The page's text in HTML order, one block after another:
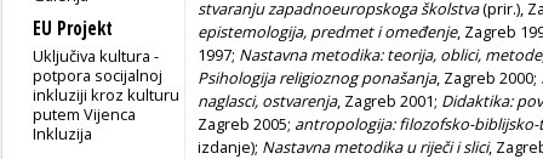
EU Projekt
Uključiva kultura -
potpora socijalnoj
inkluziji kroz kulturu
putem Vijenca
Inkluzija
stvaranju zapadnoeuropskoga školstva(prir.),
epistemologija, predmet i omeđenje, Zagreb
1997; Nastavna metodika: teorija, oblici,
Psihologija religioznog ponašanja, Zagreb 2000;
naglasci, ostvarenja, Zagreb 2001; Didaktika:
Zagreb 2005; antropologija: filozofsko-
izdanje); Nastavna metodika u riječi i slici,